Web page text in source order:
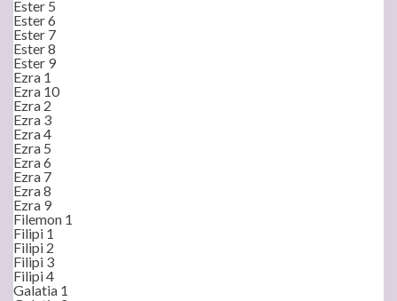
Ester 5
Ester 6
Ester 7
Ester 8
Ester 9
Ezra 1
Ezra 10
Ezra 2
Ezra 3
Ezra 4
Ezra 5
Ezra 6
Ezra 7
Ezra 8
Ezra 9
Filemon 1
Filipi 1
Filipi 2
Filipi 3
Filipi 4
Galatia 1